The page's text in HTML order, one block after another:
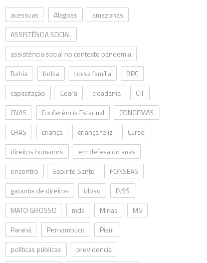
acessuas Alagoas
amazonas
ASSISTÊNCIA SOCIAL
assistência social no contexto pandemia
Bahia
bolsa bolsa família
BPC
capacitação
Ceará cidadania
CIT
CNAS
Conferência Estadual
CONGEMAS
CRAS
criança criança feliz
Curso
direitos humanos
em defesa do suas
encontro
Espirito Santo
FONSEAS
garantia de direitos
idoso
INSS
MATO GROSSO
mds Minas
MS
Paraná
Pernambuco
Piaui
políticas públicas
previdencia